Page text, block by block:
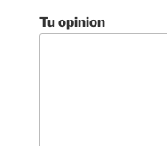
Tu opinion